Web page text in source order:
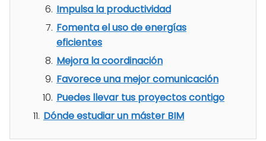
Impulsa la productividad
Fomenta el uso de energías
eficientes
Mejora la coordinación
Favorece una mejor comunicación
Puedes llevar tus proyectos contigo
Dónde estudiar un máster BIM